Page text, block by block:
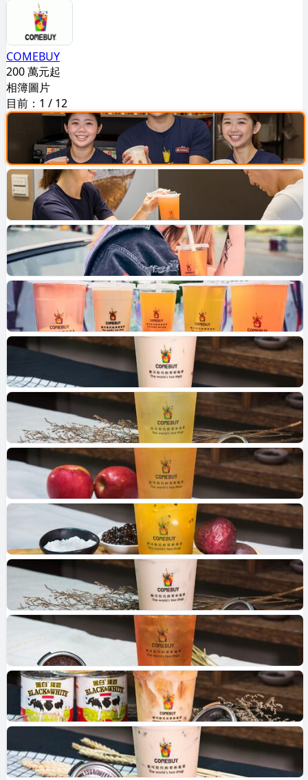
COMEBUY
200 萬元起
相簿圖片
目前： 1 / 12